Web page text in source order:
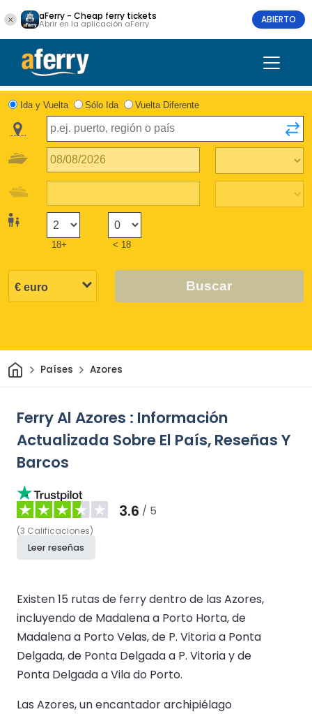
aFerry - Cheap ferry tickets
Abrir en la aplicación aFerry ABIERTO
Ida y Vuelta Sólo Ida Vuelta Diferente
18+ < 18
Buscar
InicioPaíses Azores
Ferry Al Azores : Información
Actualizada Sobre El País, Reseñas Y
Barcos
3.6 / 5
(3 Calificaciones)
Leer reseñas
Existen 15 rutas de ferry dentro de las Azores,
incluyendo de Madalena a Porto Horta, de
Madalena a Porto Velas, de P. Vitoria a Ponta
Delgada, de Ponta Delgada a P. Vitoria y de
Ponta Delgada a Vila do Porto.
Las Azores, un encantador archipiélago